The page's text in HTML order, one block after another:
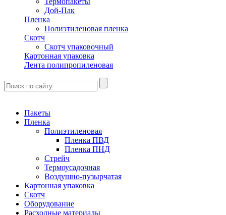
Дой-Пак
Пленка
Полиэтиленовая пленка
Скотч
Скотч упаковочный
Картонная упаковка
Лента полипропиленовая
Пакеты
Пленка
Полиэтиленовая
Пленка ПВД
Пленка ПНД
Стрейч
Термоусадочная
Воздушно-пузырчатая
Картонная упаковка
Скотч
Оборудование
Расходные материалы